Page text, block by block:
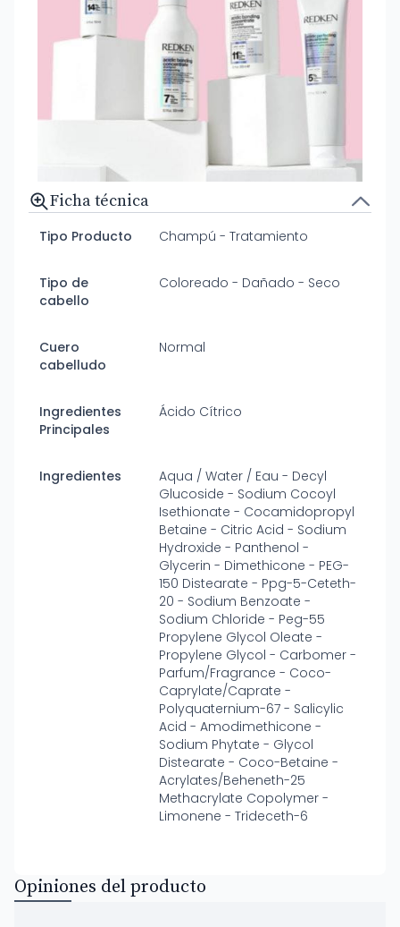
Ficha técnica
Tipo Producto Champú - Tratamiento
Tipo de
cabello
Coloreado - Dañado - Seco
Cuero
cabelludo
Normal
Ingredientes
Principales
Ácido Cítrico
Ingredientes
Aqua / Water / Eau - Decyl
Glucoside - Sodium Cocoyl
Isethionate - Cocamidopropyl
Betaine - Citric Acid - Sodium
Hydroxide - Panthenol -
Glycerin - Dimethicone - PEG-
150 Distearate - Ppg-5-Ceteth-
20 - Sodium Benzoate -
Sodium Chloride - Peg-55
Propylene Glycol Oleate -
Propylene Glycol - Carbomer -
Parfum/Fragrance - Coco-
Caprylate/Caprate -
Polyquaternium-67 - Salicylic
Acid - Amodimethicone -
Sodium Phytate - Glycol
Distearate - Coco-Betaine -
Acrylates/Beheneth-25
Methacrylate Copolymer -
Limonene - Trideceth-6
Opiniones del producto